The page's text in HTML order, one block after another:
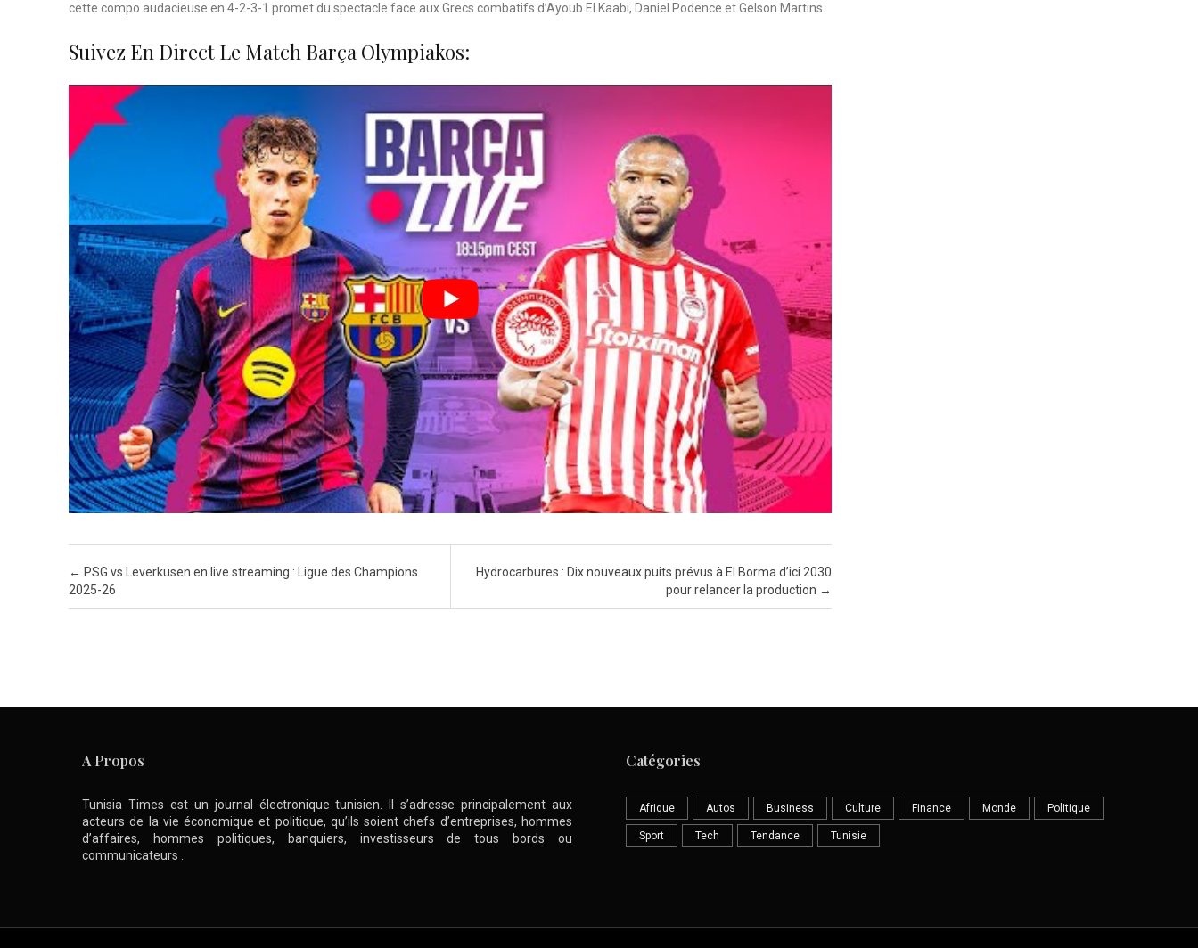
cette compo audacieuse en 4-2-3-1 promet du spectacle face aux Grecs combatifs d’Ayoub El Kaabi, Daniel Podence et Gelson Martins.
Suivez En Direct Le Match Barça Olympiakos:
Post navigation
← PSG vs Leverkusen en live streaming : Ligue des Champions
2025-26
Hydrocarbures : Dix nouveaux puits prévus à El Borma d’ici 2030
pour relancer la production →
A Propos
Tunisia Times est un journal électronique tunisien. Il s’adresse principalement aux
acteurs de la vie économique et politique, qu’ils soient chefs d’entreprises, hommes
d’affaires, hommes politiques, banquiers, investisseurs de tous bords ou
communicateurs .
Catégories
Afrique Autos Business Culture Finance Monde Politique
Sport Tech Tendance Tunisie